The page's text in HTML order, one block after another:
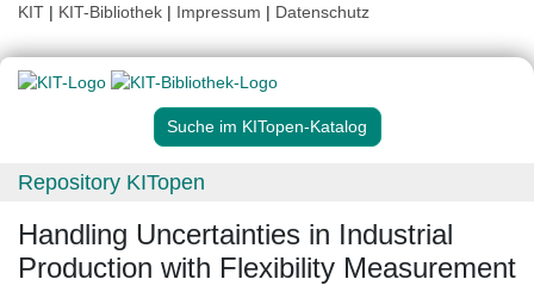
KIT | KIT-Bibliothek | Impressum | Datenschutz
Suche im KITopen-Katalog
Repository KITopen
Handling Uncertainties in Industrial
Production with Flexibility Measurement